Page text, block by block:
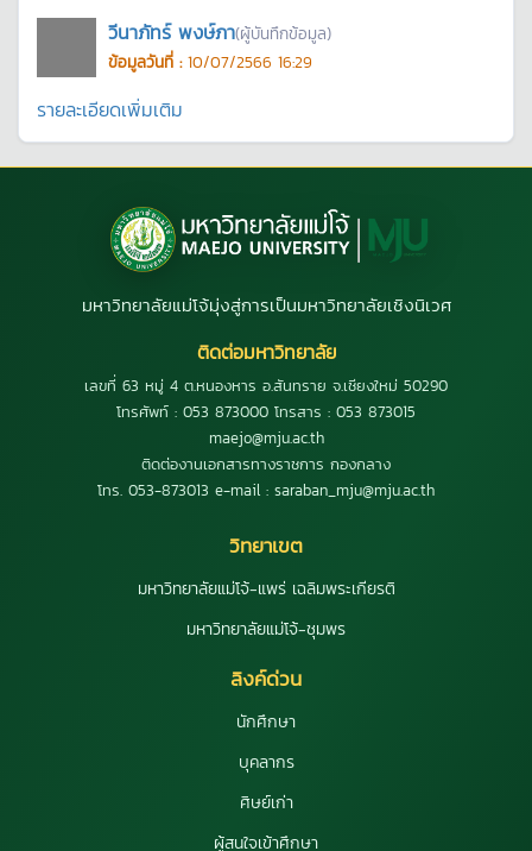
วีนาภัทร์ พงษ์ภา(ผู้บันทึกข้อมูล)
ข้อมูลวันที่ : 10/07/2566 16:29
รายละเอียดเพิ่มเติม
มหาวิทยาลัยแม่โจ้มุ่งสู่การเป็นมหาวิทยาลัยเชิงนิเวศ
ติดต่อมหาวิทยาลัย
เลขที่ 63 หมู่ 4 ต.หนองหาร อ.สันทราย จ.เชียงใหม่ 50290
โทรศัพท์ : 053 873000 โทรสาร : 053 873015
maejo@mju.ac.th
ติดต่องานเอกสารทางราชการ กองกลาง
โทร. 053-873013 e-mail : saraban_mju@mju.ac.th
วิทยาเขต
มหาวิทยาลัยแม่โจ้-แพร่ เฉลิมพระเกียรติ
มหาวิทยาลัยแม่โจ้-ชุมพร
ลิงค์ด่วน
นักศึกษา
บุคลากร
ศิษย์เก่า
ผู้สนใจเข้าศึกษา